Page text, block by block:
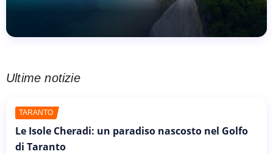
Ultime notizie
TARANTO
Le Isole Cheradi: un paradiso nascosto nel Golfo
di Taranto